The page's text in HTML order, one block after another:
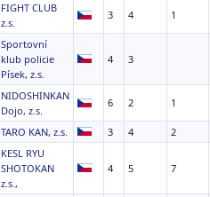
FIGHT CLUB
z.s.
3 4 1
Sportovní
klub policie
Písek, z.s.
4 3
NIDOSHINKAN
Dojo, z.s.
6 2 1
TARO KAN, z.s. 3 4 2
KESL RYU
SHOTOKAN
z.s.,
4 5 7